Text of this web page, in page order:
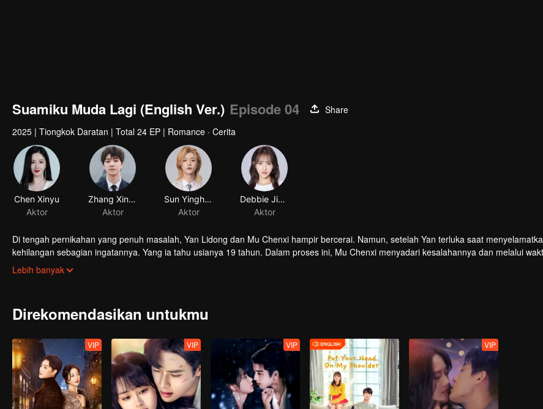
Suamiku Muda Lagi (English Ver.) Episode 04
Share
2025 | Tiongkok Daratan | Total 24 EP | Romance · Cerita
Chen Xinyu
Aktor
Zhang Xinyao
Aktor
Di tengah pernikahan yang penuh masalah, Yan Lidong dan Mu Chenxi hampir bercerai. Namun, setelah Yan terluka saat
kehilangan sebagian ingatannya. Yang ia tahu usianya 19 tahun. Dalam proses ini, Mu Chenxi menyadari kesalahannya dan melalui
bersama suaminya yang muda, ia menemukan kembali cinta dalam hubungan mereka.
Lebih banyak
Direkomendasikan untukmu
VIP VIP VIP VIP